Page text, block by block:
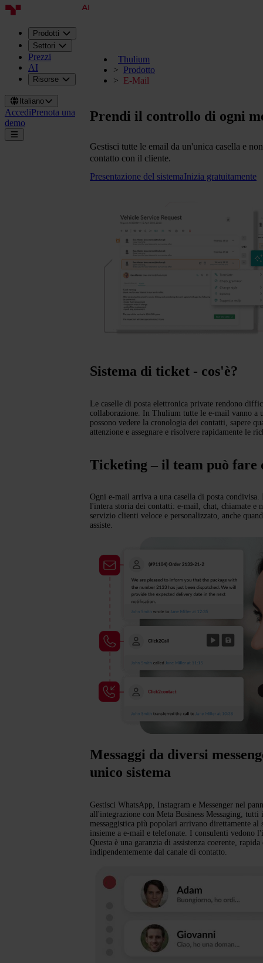
Prodotti
Settori
Prezzi
AI
Risorse
Italiano
AccediPrenota una
demo
Thulium
Prodotto
E-Mail
Prendi il controllo di ogni
Gestisci tutte le email da un'unica casella e
contatto con il cliente.
Presentazione del sistemaInizia gratuitamente
Sistema di ticket - cos'è?
Le caselle di posta elettronica private rendono
collaborazione. In Thulium tutte le e-mail vanno a
possono vedere la cronologia dei contatti, sapere
attenzione e assegnare e risolvere rapidamente le
Ticketing – il team può fare
Ogni e-mail arriva a una casella di posta condivisa.
l'intera storia dei contatti: e-mail, chat, chiamate e
servizio clienti veloce e personalizzato, anche
assiste.
Messaggi da diversi
unico sistema
Gestisci WhatsApp, Instagram e Messenger nel
all'integrazione con Meta Business Messaging, tutti
messaggistica più popolari arrivano direttamente al
insieme a e-mail e telefonate. I consulenti vedono
Questa è una garanzia di assistenza coerente,
indipendentemente dal canale di contatto.